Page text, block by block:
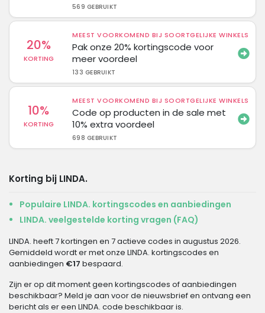
569 GEBRUIKT
20%
KORTING
MEEST VOORKOMEND BIJ SOORTGELIJKE WINKELS
Pak onze 20% kortingscode voor
meer voordeel
133 GEBRUIKT
10%
KORTING
MEEST VOORKOMEND BIJ SOORTGELIJKE WINKELS
Code op producten in de sale met
10% extra voordeel
698 GEBRUIKT
Korting bij LINDA.
Populaire LINDA. kortingscodes en aanbiedingen
LINDA. veelgestelde korting vragen (FAQ)
LINDA. heeft 7 kortingen en 7 actieve codes in augustus 2026.
Gemiddeld wordt er met onze LINDA. kortingscodes en
aanbiedingen €17 bespaard.
Zijn er op dit moment geen kortingscodes of aanbiedingen
beschikbaar? Meld je aan voor de nieuwsbrief en ontvang een
bericht als er een LINDA. code beschikbaar is.